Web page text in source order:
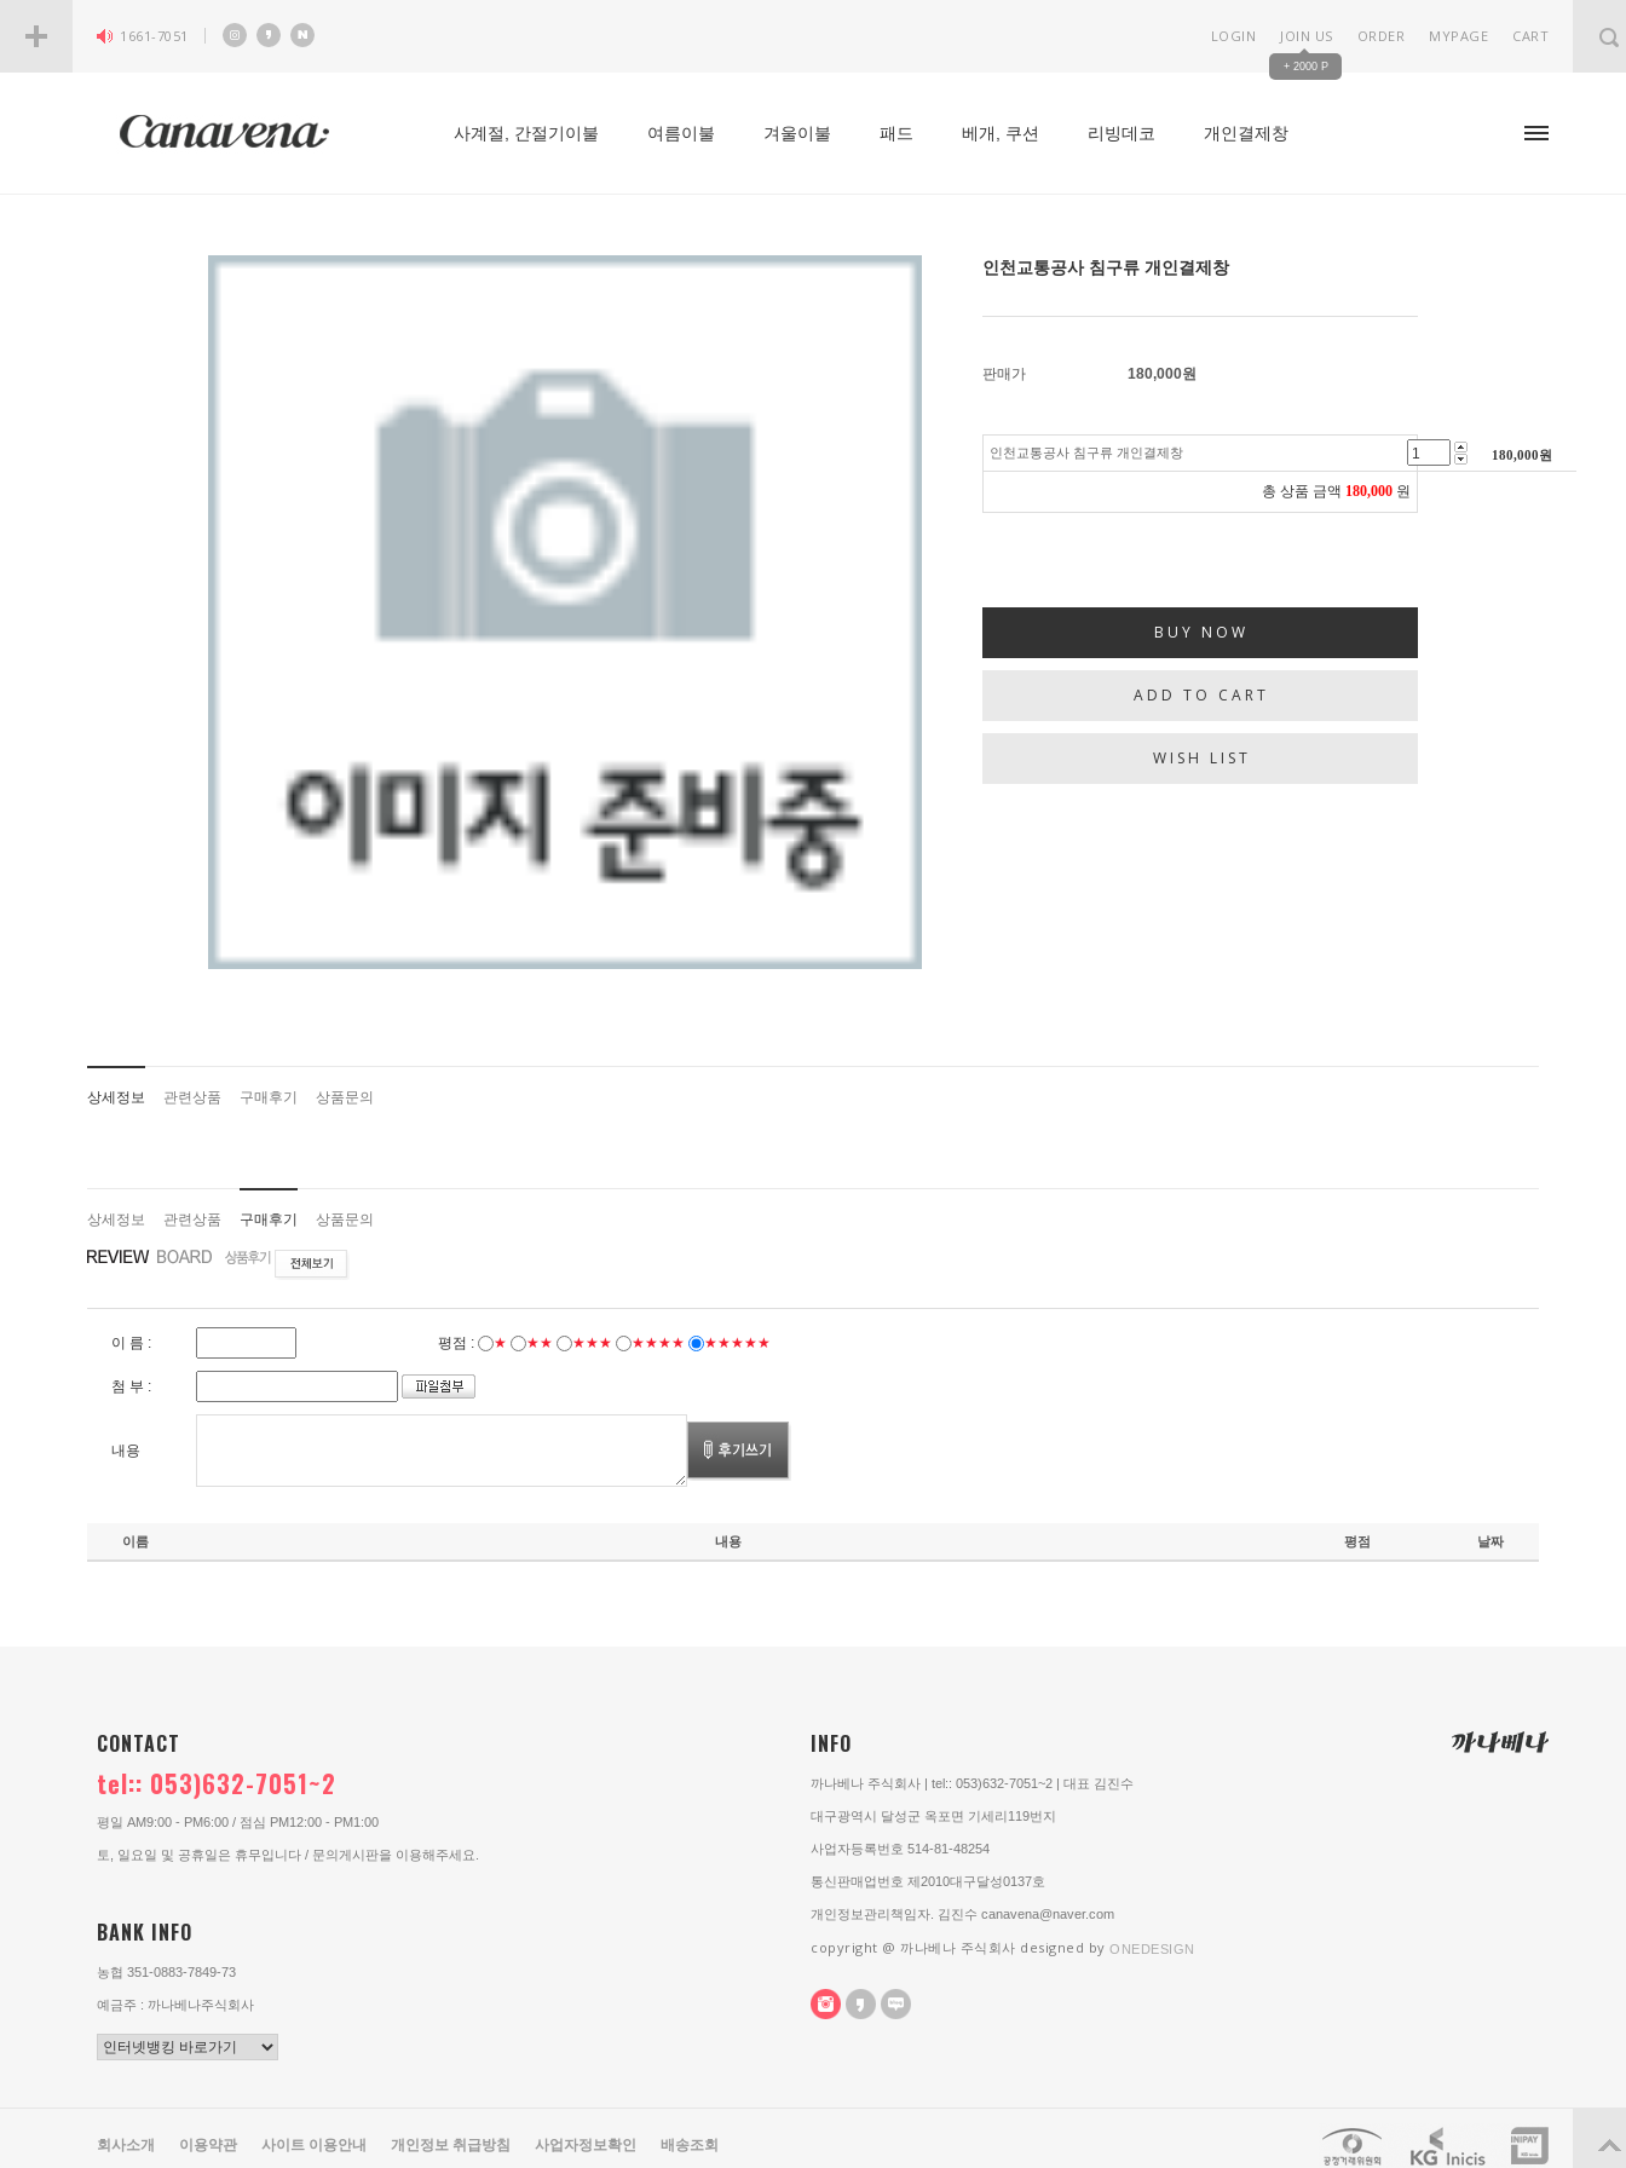
1661-7051 LOGIN JOIN US
+ 2000 P
ORDER MYPAGE CART
사계절, 간절기이불 여름이불 겨울이불 패드 베개, 쿠션 리빙데코 개인결제창
인천교통공사 침구류 개인결제창
판매가 180,000원
인천교통공사 침구류 개인결제창 180,000원
총 상품 금액 180,000 원
BUY NOW
ADD TO CART
WISH LIST
상세정보 관련상품 구매후기 상품문의
상세정보 관련상품 구매후기 상품문의
이 름 : 평점 : ★ ★★ ★★★ ★★★★ ★★★★★
첨 부 :
내용
이름 내용 평점 날짜
CONTACT
tel:: 053)632-7051~2
평일 AM9:00 - PM6:00 / 점심 PM12:00 - PM1:00
토, 일요일 및 공휴일은 휴무입니다 / 문의게시판을 이용해주세요.
BANK INFO
농협 351-0883-7849-73
예금주 : 까나베나주식회사
INFO
까나베나 주식회사 | tel:: 053)632-7051~2 | 대표 김진수
대구광역시 달성군 옥포면 기세리119번지
사업자등록번호 514-81-48254
통신판매업번호 제2010대구달성0137호
개인정보관리책임자. 김진수 canavena@naver.com
copyright @ 까나베나 주식회사 designed by ONEDESIGN
회사소개 이용약관 사이트 이용안내 개인정보 취급방침 사업자정보확인 배송조회